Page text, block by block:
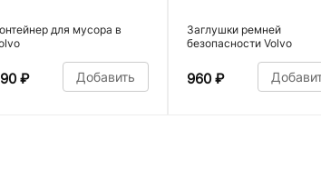
для мусора в
₽ Добавить
Заглушки ремней
безопасности Volvo
960 ₽